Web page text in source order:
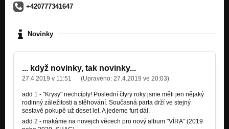
Motorová pila (Nekropolis 2004)
Nekropolis ( S.H.A.C. - 2005)
Opilecký stavy (Nekropolis 2004)
Nekropolis ( S.H.A.C. - 2005)
Live 2003 (S.H.A.C. - 2003)
Vize (S.H.A.C. - 2005)
Pak jde do tuhýho
Vize (S.H.A.C. - 2005)
+420777341647
Novinky
... když novinky, tak novinky...
27.4.2019 v 11:51 (Upraveno: 27.4.2019 ve 20:03)
add 1 - "Krysy" nechcíply! Poslední čtyry roky jsme měli jen nějaký
rodinný záležitosti a stěhování. Současná parta drží ve stejný
sestavě pokupě už deset let. A jedeme furt dál.
add 2 - makáme na novejch věcech pro nový album "VÍRA" (2019